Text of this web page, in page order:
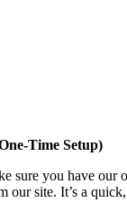
Time Setup)
sure you have our
our site. It’s a